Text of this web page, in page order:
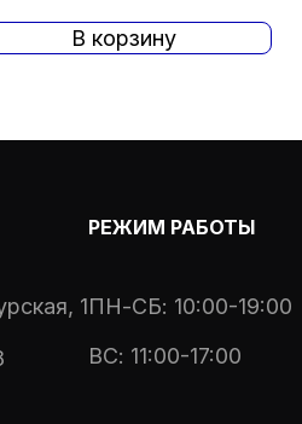
В корзину
1
РЕЖИМ РАБОТЫ
ПН-СБ: 10:00-19:00
ВС: 11:00-17:00